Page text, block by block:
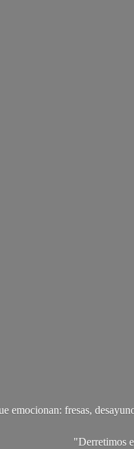
emocionan: fresas,
"Derretimos